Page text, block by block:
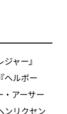
ャー』
ヘルボー
・アーサー
ンリクセン